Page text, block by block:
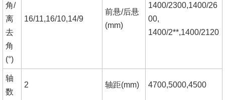
角/
离
去
角
(°)
16/11,16/10,14/9
前悬/后悬
(mm)
1400/2300,1400/26
00,
1400/2**,1400/2120
轴
数
2 轴距(mm) 4700,5000,4500